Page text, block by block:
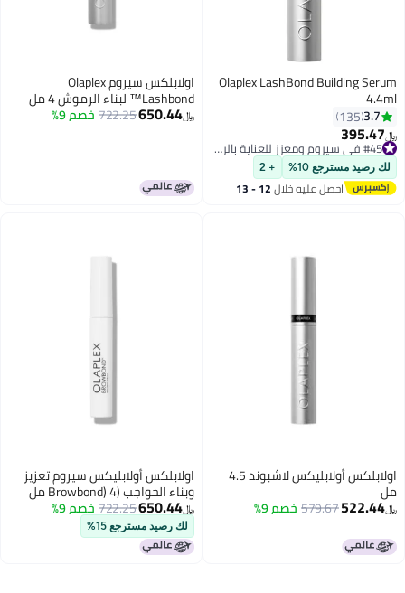
Olaplex LashBond Building Serum
4.4ml
3.7
135
﷼‏395.47
#45 في سيروم ومعزز للعناية بالرموش
لك رصيد مسترجع 10% + 2
احصل عليه خلال 12 - 13
اولابلكس سيروم Olaplex
Lashbond™ لبناء الرموش 4 مل
﷼‏650.44
722.25خصم 9%
اولابلكس أولابليكس لاشبوند 4.5
مل
﷼‏522.44
579.67خصم 9%
اولابلكس أولابليكس سيروم تعزيز
وبناء الحواجب (Browbond) 4 مل
﷼‏650.44
722.25خصم 9%
لك رصيد مسترجع 15%